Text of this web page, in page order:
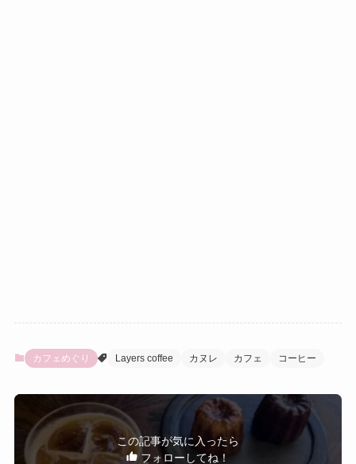
カフェめぐり Layers coffee カヌレ カフェ コーヒー
この記事が気に入ったら
フォローしてね！